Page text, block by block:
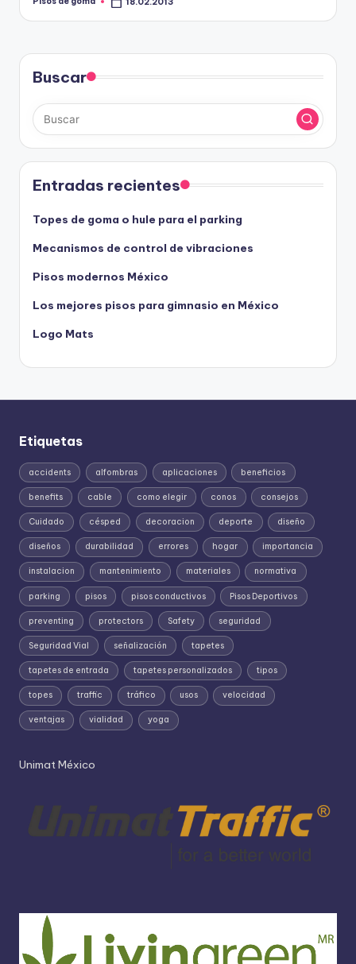
Publicado
Buscar
Entradas recientes
Topes de goma o hule para el parking
Mecanismos de control de vibraciones
Pisos modernos México
Los mejores pisos para gimnasio en México
Logo Mats
Etiquetas
accidents alfombras aplicaciones beneficios
benefits cable como elegir conos consejos
Cuidado césped decoracion deporte diseño
diseños durabilidad errores hogar importancia
instalacion mantenimiento materiales normativa
parking pisos pisos conductivos Pisos Deportivos
preventing protectors Safety seguridad
Seguridad Vial señalización tapetes
tapetes de entrada tapetes personalizados tipos
topes traffic tráfico usos velocidad
ventajas vialidad yoga
Unimat México